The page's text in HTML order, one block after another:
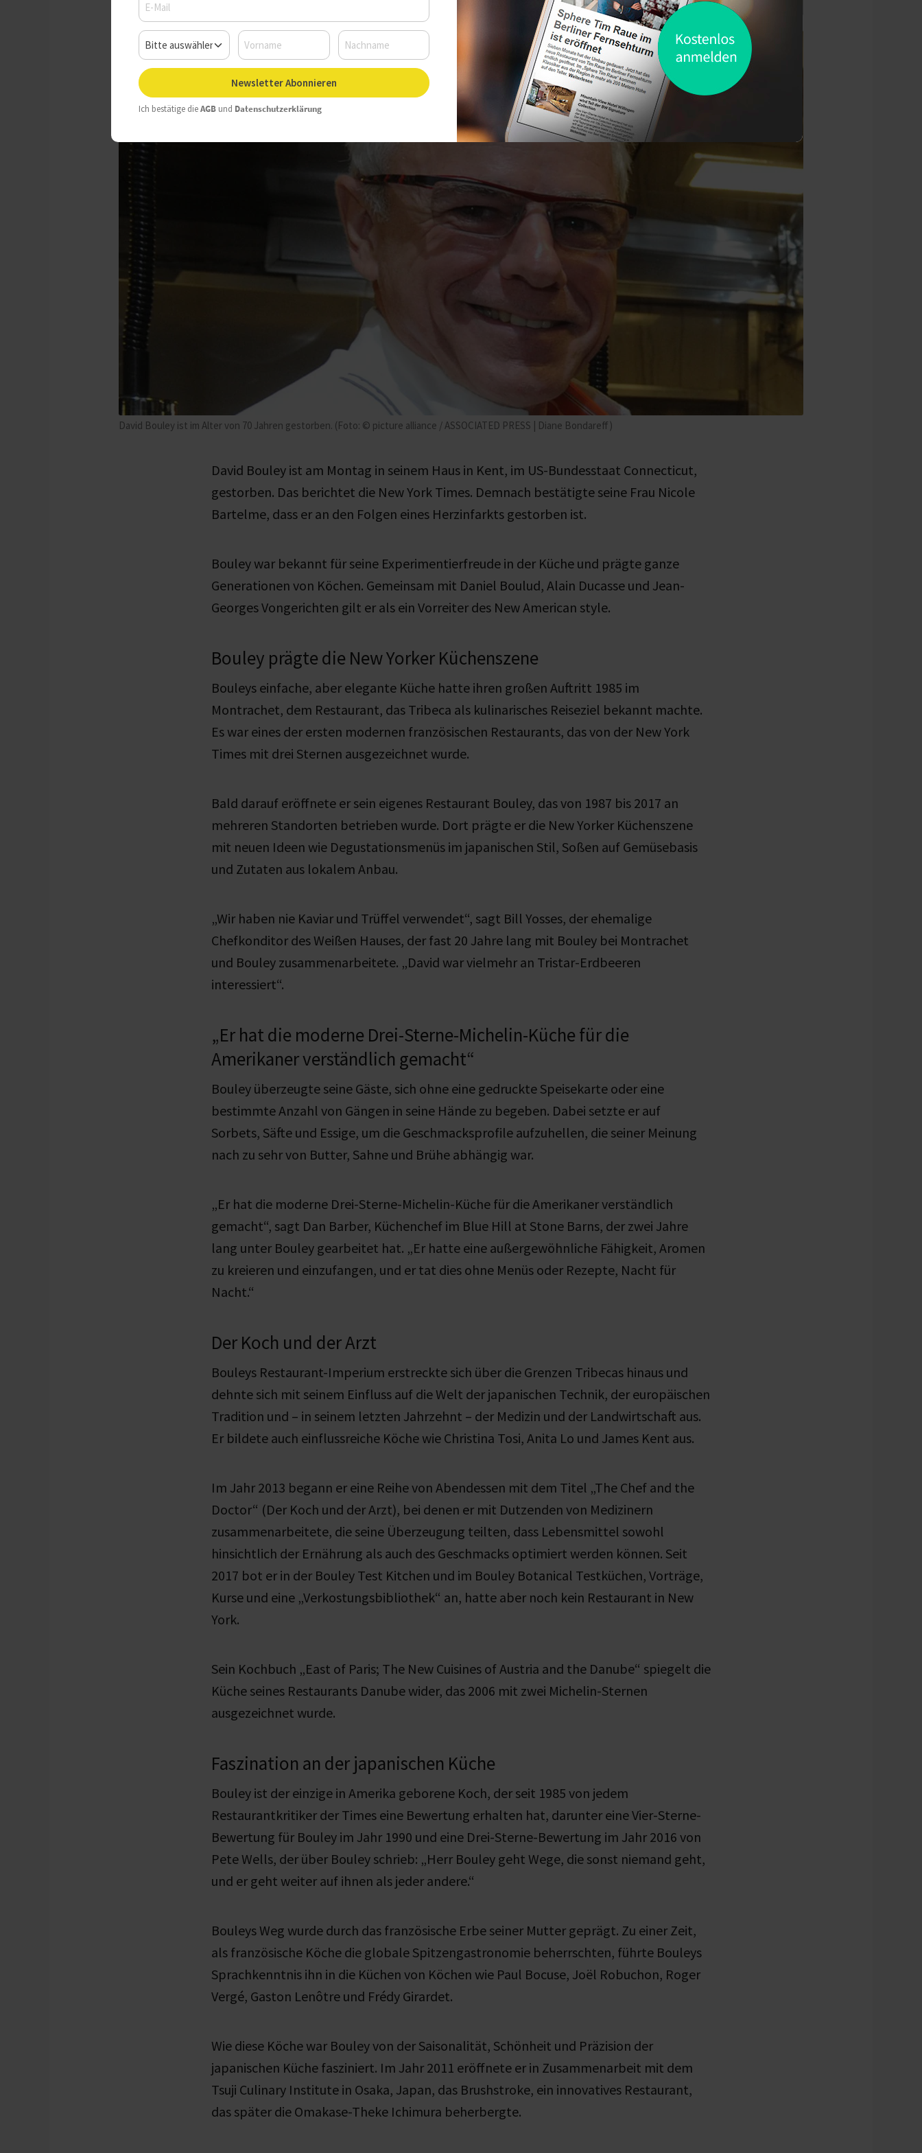
David Bouley ist im Alter von 70 Jahren gestorben. (Foto: © picture alliance / ASSOCIATED PRESS | Diane Bondareff)
David Bouley ist am Montag in seinem Haus in Kent, im US-Bundesstaat Connecticut,
gestorben. Das berichtet die New York Times. Demnach bestätigte seine Frau Nicole
Bartelme, dass er an den Folgen eines Herzinfarkts gestorben ist.
Bouley war bekannt für seine Experimentierfreude in der Küche und prägte ganze
Generationen von Köchen. Gemeinsam mit Daniel Boulud, Alain Ducasse und Jean-
Georges Vongerichten gilt er als ein Vorreiter des New American style.
Bouley prägte die New Yorker Küchenszene
Bouleys einfache, aber elegante Küche hatte ihren großen Auftritt 1985 im
Montrachet, dem Restaurant, das Tribeca als kulinarisches Reiseziel bekannt machte.
Es war eines der ersten modernen französischen Restaurants, das von der New York
Times mit drei Sternen ausgezeichnet wurde.
Bald darauf eröffnete er sein eigenes Restaurant Bouley, das von 1987 bis 2017 an
mehreren Standorten betrieben wurde. Dort prägte er die New Yorker Küchenszene
mit neuen Ideen wie Degustationsmenüs im japanischen Stil, Soßen auf Gemüsebasis
und Zutaten aus lokalem Anbau.
„Wir haben nie Kaviar und Trüffel verwendet“, sagt Bill Yosses, der ehemalige
Chefkonditor des Weißen Hauses, der fast 20 Jahre lang mit Bouley bei Montrachet
und Bouley zusammenarbeitete. „David war vielmehr an Tristar-Erdbeeren
interessiert“.
„Er hat die moderne Drei-Sterne-Michelin-Küche für die
Amerikaner verständlich gemacht“
Bouley überzeugte seine Gäste, sich ohne eine gedruckte Speisekarte oder eine
bestimmte Anzahl von Gängen in seine Hände zu begeben. Dabei setzte er auf
Sorbets, Säfte und Essige, um die Geschmacksprofile aufzuhellen, die seiner Meinung
nach zu sehr von Butter, Sahne und Brühe abhängig war.
„Er hat die moderne Drei-Sterne-Michelin-Küche für die Amerikaner verständlich
gemacht“, sagt Dan Barber, Küchenchef im Blue Hill at Stone Barns, der zwei Jahre
lang unter Bouley gearbeitet hat. „Er hatte eine außergewöhnliche Fähigkeit, Aromen
zu kreieren und einzufangen, und er tat dies ohne Menüs oder Rezepte, Nacht für
Nacht.“
Der Koch und der Arzt
Bouleys Restaurant-Imperium erstreckte sich über die Grenzen Tribecas hinaus und
dehnte sich mit seinem Einfluss auf die Welt der japanischen Technik, der europäischen
Tradition und – in seinem letzten Jahrzehnt – der Medizin und der Landwirtschaft aus.
Er bildete auch einflussreiche Köche wie Christina Tosi, Anita Lo und James Kent aus.
Im Jahr 2013 begann er eine Reihe von Abendessen mit dem Titel „The Chef and the
Doctor“ (Der Koch und der Arzt), bei denen er mit Dutzenden von Medizinern
zusammenarbeitete, die seine Überzeugung teilten, dass Lebensmittel sowohl
hinsichtlich der Ernährung als auch des Geschmacks optimiert werden können. Seit
2017 bot er in der Bouley Test Kitchen und im Bouley Botanical Testküchen, Vorträge,
Kurse und eine „Verkostungsbibliothek“ an, hatte aber noch kein Restaurant in New
York.
Sein Kochbuch „East of Paris; The New Cuisines of Austria and the Danube“ spiegelt die
Küche seines Restaurants Danube wider, das 2006 mit zwei Michelin-Sternen
ausgezeichnet wurde.
Faszination an der japanischen Küche
Bouley ist der einzige in Amerika geborene Koch, der seit 1985 von jedem
Restaurantkritiker der Times eine Bewertung erhalten hat, darunter eine Vier-Sterne-
Bewertung für Bouley im Jahr 1990 und eine Drei-Sterne-Bewertung im Jahr 2016 von
Pete Wells, der über Bouley schrieb: „Herr Bouley geht Wege, die sonst niemand geht,
und er geht weiter auf ihnen als jeder andere.“
Bouleys Weg wurde durch das französische Erbe seiner Mutter geprägt. Zu einer Zeit,
als französische Köche die globale Spitzengastronomie beherrschten, führte Bouleys
Sprachkenntnis ihn in die Küchen von Köchen wie Paul Bocuse, Joël Robuchon, Roger
Vergé, Gaston Lenôtre und Frédy Girardet.
Wie diese Köche war Bouley von der Saisonalität, Schönheit und Präzision der
japanischen Küche fasziniert. Im Jahr 2011 eröffnete er in Zusammenarbeit mit dem
Tsuji Culinary Institute in Osaka, Japan, das Brushstroke, ein innovatives Restaurant,
das später die Omakase-Theke Ichimura beherbergte.
Newsletter Abonnieren
Ich bestätige dieAGB und Datenschutzerklärung